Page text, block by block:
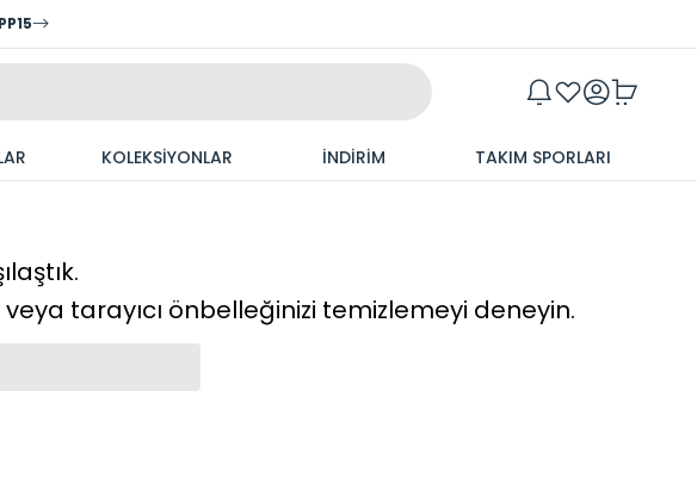
KOLEKSİYONLAR İNDİRİM TAKIM SPORLARI
tarayıcı önbelleğinizi temizlemeyi deneyin.